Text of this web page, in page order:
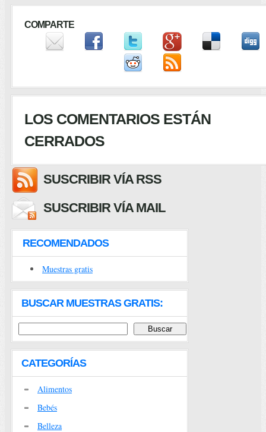
COMPARTE
LOS COMENTARIOS ESTÁN
CERRADOS
SUSCRIBIR VÍA RSS
SUSCRIBIR VÍA MAIL
RECOMENDADOS
Muestras gratis
BUSCAR MUESTRAS GRATIS:
CATEGORÍAS
Alimentos
Bebés
Belleza